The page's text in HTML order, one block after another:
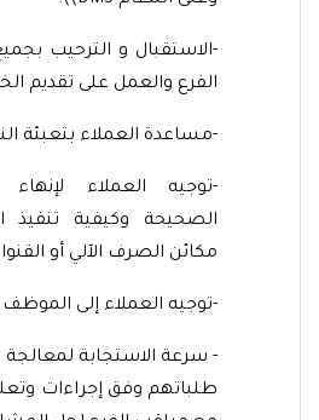
-الاستقبال و الترحيب
الفرع والعمل على تقديم
-مساعدة العملاء بتعبئة
-توجيه العملاء
الصحيحة وكيفية تنفيذ
مكائن الصرف الآلي أو
-توجيه العملاء إلى
- سرعة الاستجابة لمعالجة
طلباتهم وفق إجراءات